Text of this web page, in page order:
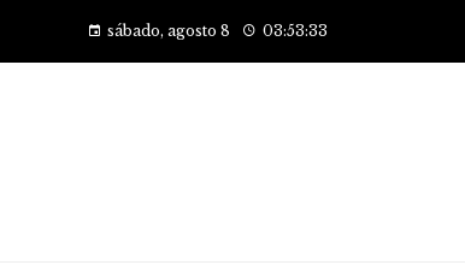
sábado, agosto 8 03:53:34